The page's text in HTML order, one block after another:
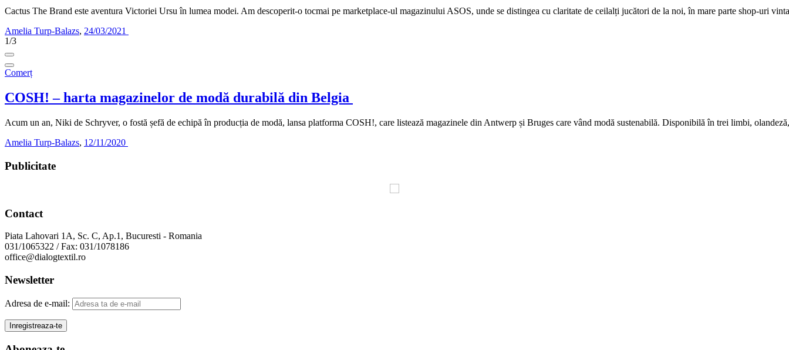
Cactus The Brand este aventura Victoriei Ursu în lumea modei. Am descoperit-o tocmai pe marketplace-ul magazinului ASOS, unde se distingea cu claritate de ceilalți jucători de la noi, în mare parte shop-uri
Amelia Turp-Balazs, 24/03/2021
1/3
Comerț
COSH! – harta magazinelor de modă durabilă din Belgia
Acum un an, Niki de Schryver, o fostă șefă de echipă în producția de modă, lansa platforma COSH!, care listează magazinele din Antwerp și Bruges care vând modă sustenabilă. Disponibilă în trei limbi,
Amelia Turp-Balazs, 12/11/2020
Publicitate
Contact
Piata Lahovari 1A, Sc. C, Ap.1, Bucuresti - Romania
031/1065322 / Fax: 031/1078186
office@dialogtextil.ro
Newsletter
Adresa de e-mail: